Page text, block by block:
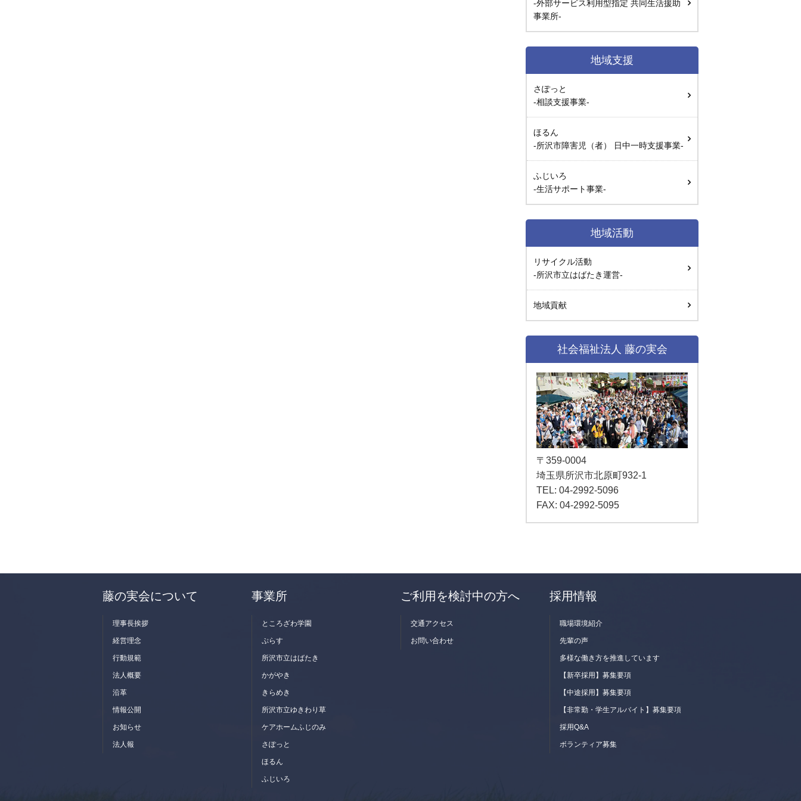
-外部サービス利用型指定 共同生活援助
事業所-
地域支援
さぽっと
-相談支援事業-
ほるん
-所沢市障害児（者） 日中一時支援事業-
ふじいろ
-生活サポート事業-
地域活動
リサイクル活動
-所沢市立はばたき運営-
地域貢献
社会福祉法人 藤の実会
〒359-0004
埼玉県所沢市北原町932-1
TEL: 04-2992-5096
FAX: 04-2992-5095
藤の実会について
理事長挨拶
経営理念
行動規範
法人概要
沿革
情報公開
お知らせ
法人報
事業所
ところざわ学園
ぷらす
所沢市立はばたき
かがやき
きらめき
所沢市立ゆきわり草
ケアホームふじのみ
さぽっと
ほるん
ふじいろ
ご利用を検討中の方へ
交通アクセス
お問い合わせ
採用情報
職場環境紹介
先輩の声
多様な働き方を推進しています
【新卒採用】募集要項
【中途採用】募集要項
【非常勤・学生アルバイト】募集要項
採用Q&A
ボランティア募集